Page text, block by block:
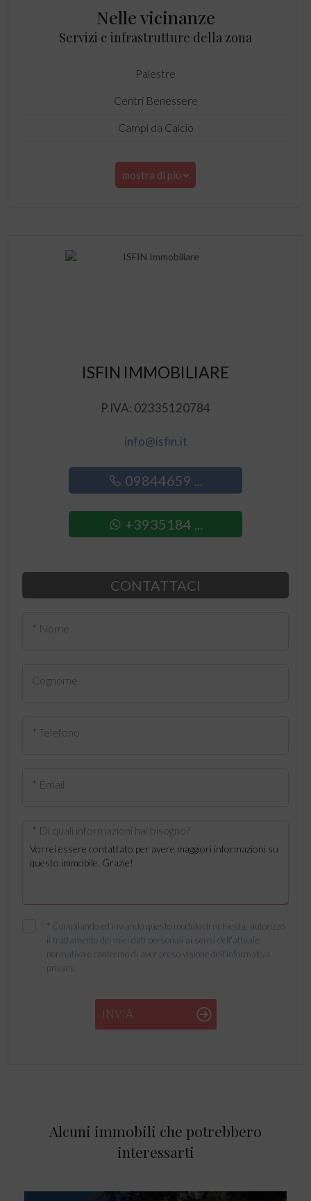
Nelle vicinanze
Servizi e infrastrutture della zona
Palestre
Centri Benessere
Campi da Calcio
mostra di più
ISFIN IMMOBILIARE
P.IVA: 02335120784
info@isfin.it
09844659 ...
+3935184 ...
CONTATTACI
* Nome
Cognome
* Telefono
* Email
* Di quali informazioni hai bisogno?
* Compilando ed inviando questo modulo di richiesta, autorizzo
il trattamento dei miei dati personali ai sensi dell'attuale
normativa e confermo di aver preso visione dell'informativa
privacy.
INVIA
Alcuni immobili che potrebbero
interessarti